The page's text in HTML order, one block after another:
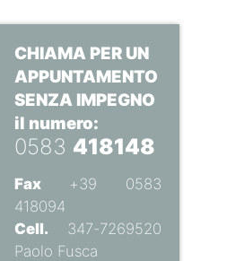
CHIAMA PER UN
APPUNTAMENTO
SENZA IMPEGNO
il numero:
0583 418148
Fax+39 0583
418094
Cell. 347-7269520
Paolo Fusca